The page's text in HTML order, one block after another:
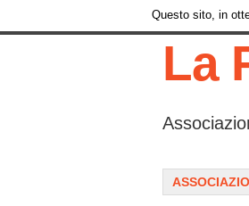
La
SKIP TO
Questo sito, in